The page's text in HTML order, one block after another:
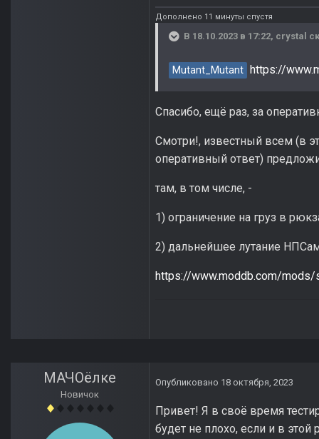
Дополнено 11 минуты спустя
В 18.10.2023 в 17:22, crystal
Mutant_Mutant https://
Спасибо, ещё раз, за
Смотри!, известный всем (в
оперативный ответ)
там, в том числе, -
1) ограничение на груз в
2) дальнейшее лутание
https://www.moddb.com/
МАЧОёлке
Новичок
Опубликовано 18 октября, 2023
Привет! Я в своё время
будет не плохо, если и в